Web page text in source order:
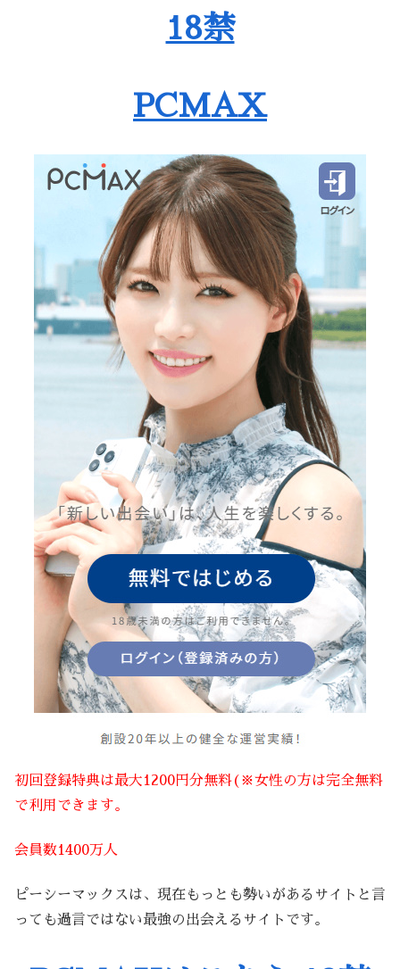
18禁
PCMAX
初回登録特典は最大1200円分無料(※女性の方は完全無料
で利用できます。
会員数1400万人
ピーシーマックスは、現在もっとも勢いがあるサイトと言
っても過言ではない最強の出会えるサイトです。